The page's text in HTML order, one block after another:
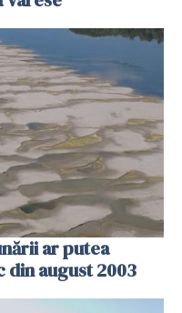
ar putea
august 2003